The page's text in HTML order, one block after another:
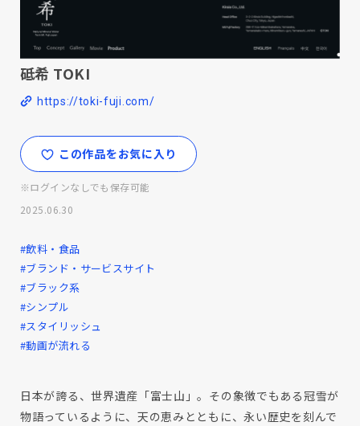
砥希 TOKI
https://toki-fuji.com/
この作品をお気に入り
※ログインなしでも保存可能
2025.06.30
#飲料・食品
#ブランド・サービスサイト
#ブラック系
#シンプル
#スタイリッシュ
#動画が流れる
日本が誇る、世界遺産「富士山」。その象徴でもある冠雪が
物語っているように、天の恵みとともに、永い歴史を刻んで